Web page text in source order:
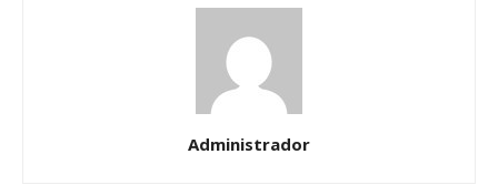
Administrador